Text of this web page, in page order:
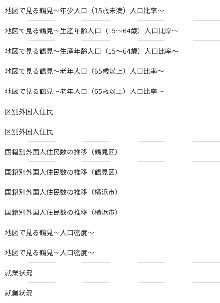
地図で見る鶴見～年少人口（15歳未満）人口比率～
地図で見る鶴見～生産年齢人口（15～64歳）人口比率～
地図で見る鶴見～生産年齢人口（15～64歳）人口比率～
地図で見る鶴見～老年人口（65歳以上）人口比率～
地図で見る鶴見～老年人口（65歳以上）人口比率～
区別外国人住民
区別外国人住民
国籍別外国人住民数の推移（鶴見区）
国籍別外国人住民数の推移（鶴見区）
国籍別外国人住民数の推移（横浜市）
国籍別外国人住民数の推移（横浜市）
地図で見る鶴見～人口密度～
地図で見る鶴見～人口密度～
就業状況
就業状況